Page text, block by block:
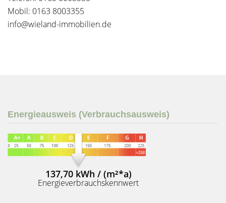
Mobil: 0163 8003355
info@wieland-immobilien.de
Energieausweis (Verbrauchsausweis)
137,70 kWh / (m²*a)
Energieverbrauchskennwert